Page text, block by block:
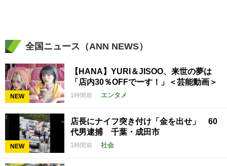
全国ニュース（ANN NEWS）
NEW
【HANA】YURI＆JISOO、来世の夢は
「店内30％OFFでーす！」＜芸能動画＞
1時間前 エンタメ
NEW
店長にナイフ突き付け「金を出せ」 60
代男逮捕 千葉・成田市
1時間前 社会